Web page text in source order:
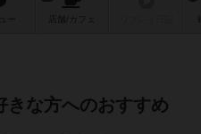
ー 店舗/ カフェ
きな方へのおすすめ